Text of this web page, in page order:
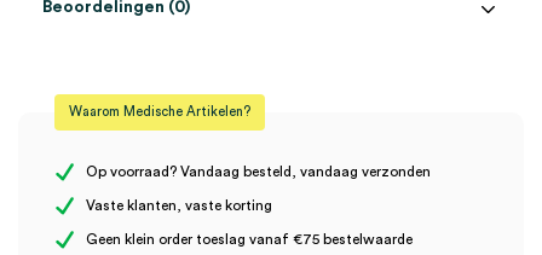
Kleur wit
Maat
Materiaal katoen
Beoordelingen (0)
Er zijn nog geen beoordelingen.
Waarom Medische Artikelen?
Op voorraad? Vandaag besteld, vandaag verzonden
Vaste klanten, vaste korting
Geen klein order toeslag vanaf €75 bestelwaarde